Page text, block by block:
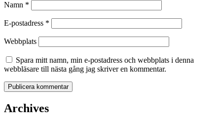
Namn *
E-postadress *
Webbplats
Spara mitt namn, min e-postadress och webbplats i denna
webbläsare till nästa gång jag skriver en kommentar.
Archives